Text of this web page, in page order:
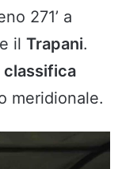
271’ a
e il Trapani.
classifica
meridionale.